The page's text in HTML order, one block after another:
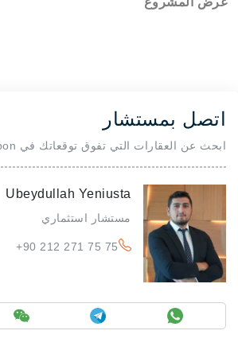
اتصل بمستشار
ابحث عن العقارات التي تفوق توقعاتك في Lisbon
Ubeydullah Yeniusta
مستشار استثماري
+90 212 271 75 75